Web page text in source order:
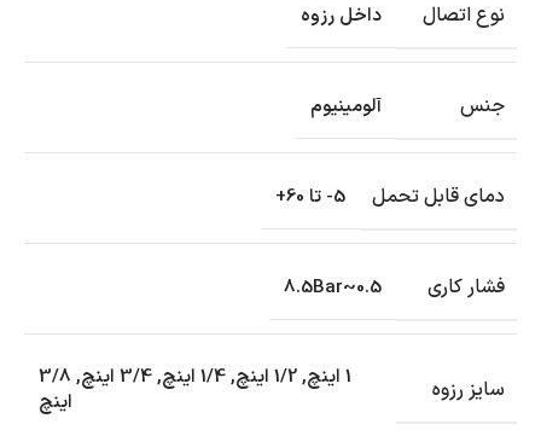
نوع اتصال داخل رزوه
جنس آلومینیوم
دمای قابل تحمل 5- تا 60+
فشار کاری 0.5~8.5Bar
سایز رزوه 1 اینچ ,1/2 اینچ ,1/4 اینچ ,3/4 اینچ ,
3/8
اینچ